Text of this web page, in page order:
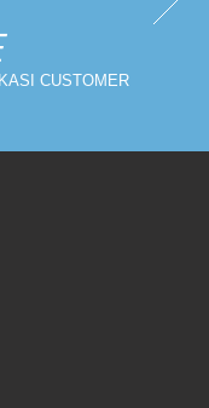
CUSTOMER